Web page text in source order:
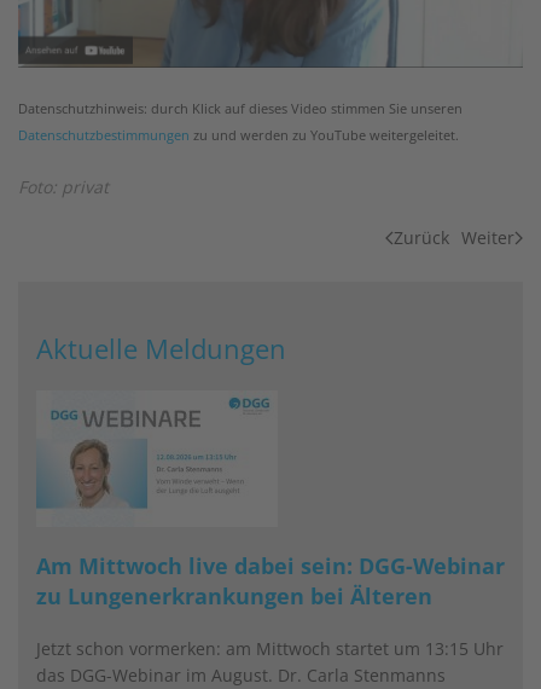
Datenschutzhinweis: durch Klick auf dieses Video stimmen Sie unseren
Datenschutzbestimmungen zu und werden zu YouTube weitergeleitet.
Foto: privat
Zurück Weiter
Aktuelle Meldungen
Am Mittwoch live dabei sein: DGG-Webinar
zu Lungenerkrankungen bei Älteren
Jetzt schon vormerken: am Mittwoch startet um 13:15 Uhr
das DGG-Webinar im August. Dr. Carla Stenmanns